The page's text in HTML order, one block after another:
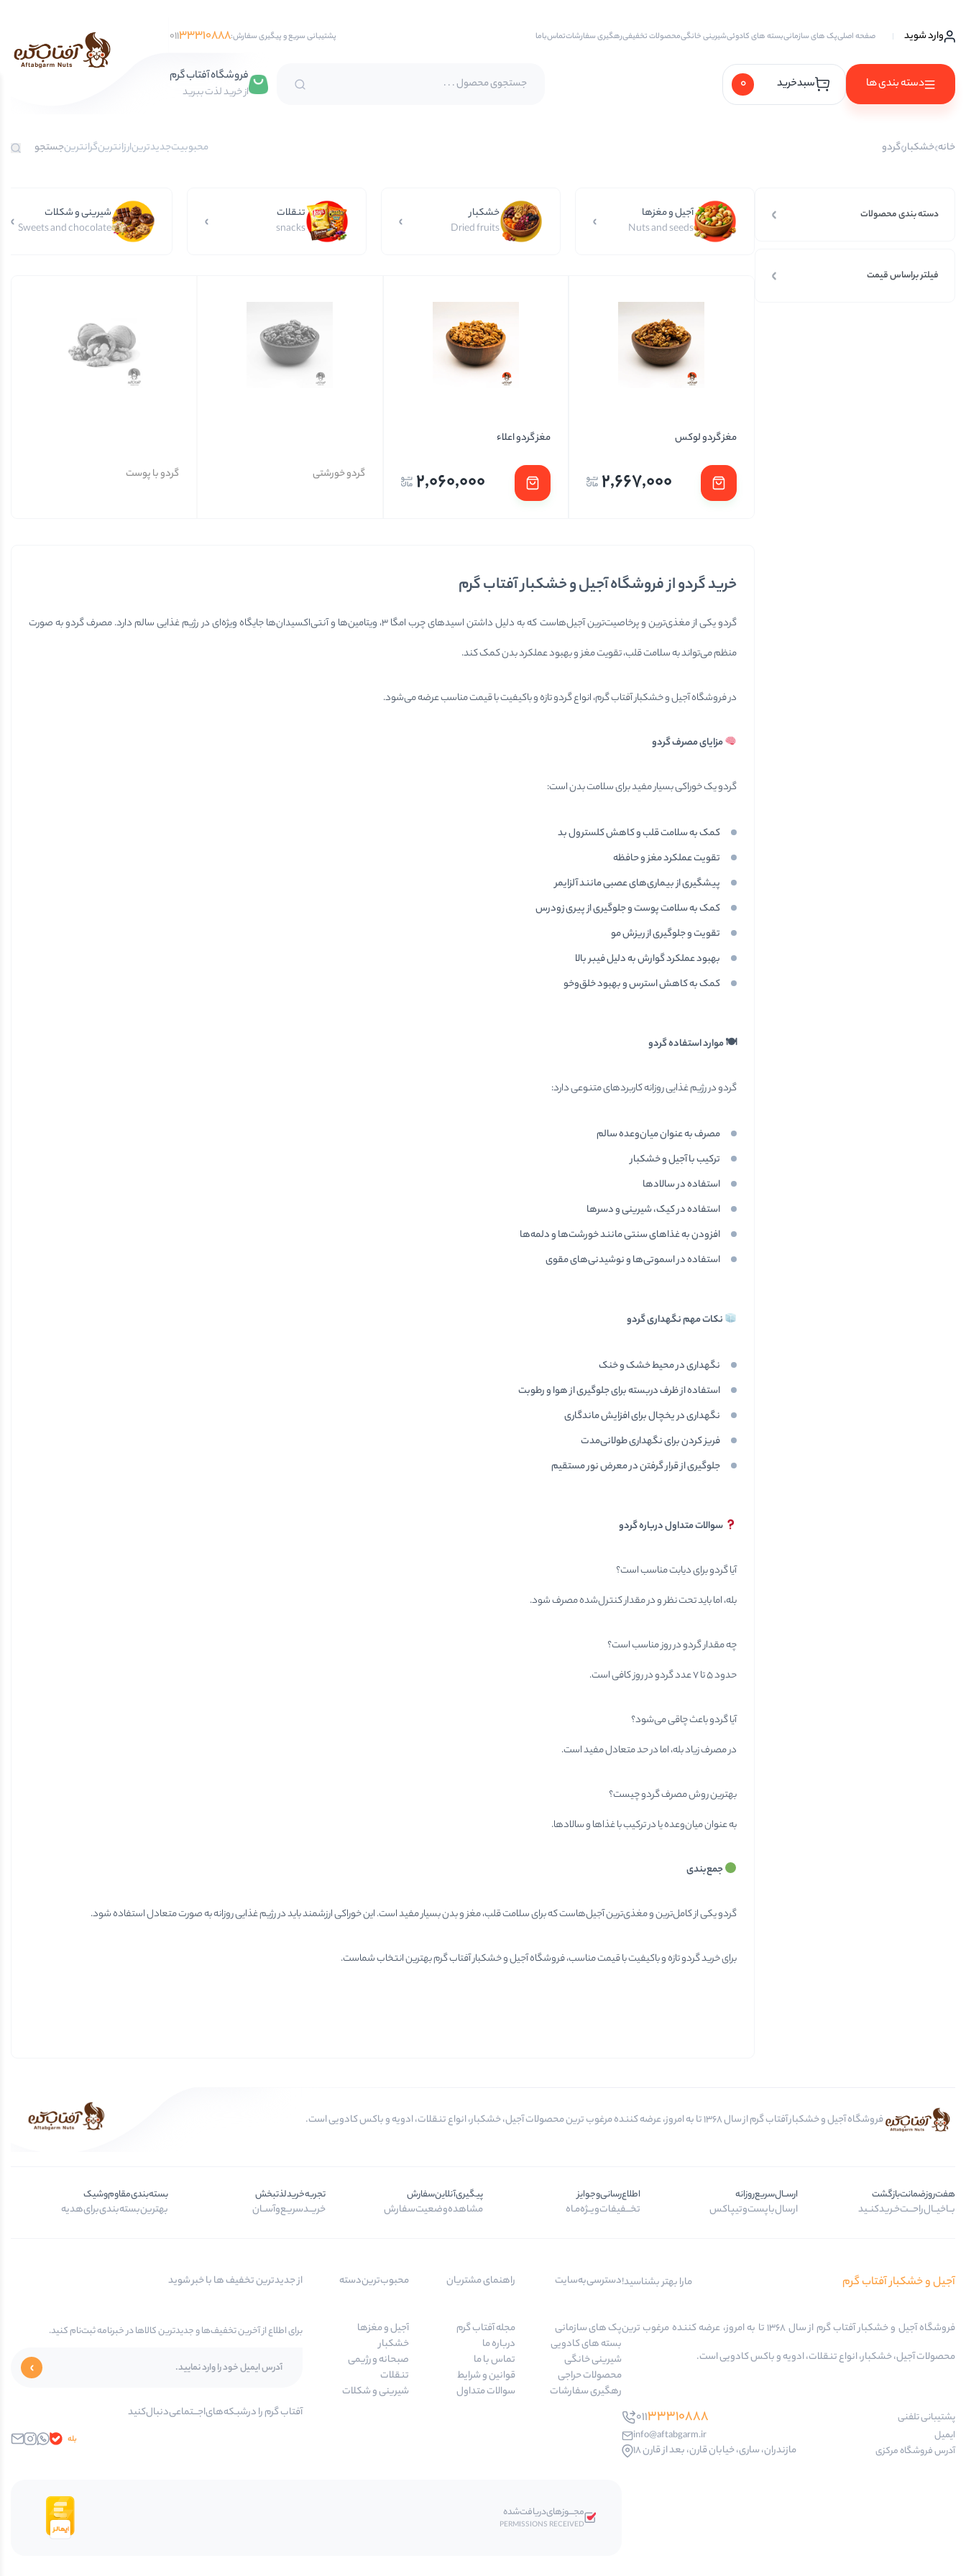
وارد شوید صفحه اصلیپک های سازمانیبسته های کادوئیشیرینی خانگیمحصولات تخفیفیرهگیری سفارشاتتماس‌با‌ما پشتیبانی سریع و پیگیری سفارش: 01133310888
دسته بندی ها
آجیل سه مغز
بادام هندی
بادام درختی
تخمه هندوانه
سبدخرید 0 فروشگاه آفتاب گرم
از خرید لذت ببرید
خانه خشکبار گردو محبوبیتجدیدترینارزانترینگرانترین
دسته بندی محصولات
فیلتر براساس قیمت
آجیل و مغزها
Nuts and seeds
خشکبار
Dried fruits
تنقلات
snacks
شیرینی و شکلات
Sweets and chocolate
مغز گردو لوکس
2,667,000
مغز گردو اعلاء
2,060,000 گردو خورشتی گردو با پوست
خرید گردو از فروشگاه آجیل و خشکبار آفتاب گرم
گردو یکی از مغذی‌ترین و پرخاصیت‌ترین آجیل‌هاست که به دلیل داشتن اسیدهای چرب امگا 3، ویتامین‌ها و آنتی‌اکسیدان‌ها جایگاه ویژه‌ای در رژیم غذایی سالم دارد. مصرف گردو به صورت
منظم می‌تواند به سلامت قلب، تقویت مغز و بهبود عملکرد بدن کمک کند.
در فروشگاه آجیل و خشکبار آفتاب گرم، انواع گردو تازه و باکیفیت با قیمت مناسب عرضه می‌شود.
مزایای مصرف گردو
گردو یک خوراکی بسیار مفید برای سلامت بدن است:
کمک به سلامت قلب و کاهش کلسترول بد
تقویت عملکرد مغز و حافظه
پیشگیری از بیماری‌های عصبی مانند آلزایمر
کمک به سلامت پوست و جلوگیری از پیری زودرس
تقویت و جلوگیری از ریزش مو
بهبود عملکرد گوارش به دلیل فیبر بالا
کمک به کاهش استرس و بهبود خلق‌وخو
🍽موارد استفاده گردو
گردو در رژیم غذایی روزانه کاربردهای متنوعی دارد:
مصرف به عنوان میان‌وعده سالم
ترکیب با آجیل و خشکبار
استفاده در سالادها
استفاده در کیک، شیرینی و دسرها
افزودن به غذاهای سنتی مانند خورشت‌ها و دلمه‌ها
استفاده در اسموتی‌ها و نوشیدنی‌های مقوی
نکات مهم نگهداری گردو
نگهداری در محیط خشک و خنک
استفاده از ظرف دربسته برای جلوگیری از هوا و رطوبت
نگهداری در یخچال برای افزایش ماندگاری
فریز کردن برای نگهداری طولانی‌مدت
جلوگیری از قرار گرفتن در معرض نور مستقیم
سوالات متداول درباره گردو
آیا گردو برای دیابت مناسب است؟
بله، اما باید تحت نظر و در مقدار کنترل‌شده مصرف شود.
چه مقدار گردو در روز مناسب است؟
حدود ۵ تا ۷ عدد گردو در روز کافی است.
آیا گردو باعث چاقی می‌شود؟
در مصرف زیاد بله، اما در حد متعادل مفید است.
بهترین روش مصرف گردو چیست؟
به عنوان میان‌وعده یا در ترکیب با غذاها و سالادها.
جمع‌بندی
گردو یکی از کامل‌ترین و مغذی‌ترین آجیل‌هاست که برای سلامت قلب، مغز و بدن بسیار مفید است. این خوراکی ارزشمند باید در رژیم غذایی روزانه به صورت متعادل استفاده شود.
برای خرید گردو تازه و باکیفیت با قیمت مناسب، فروشگاه آجیل و خشکبار آفتاب گرم بهترین انتخاب شماست.
فروشگاه آجیل و خشکبار آفتاب گرم از سال 1368 تا به امروز، عرضه کننده مرغوب ترین محصولات آجیل، خشکبار، انواع تنقلات، ادویه و باکس کادویی است.
هفت‌روز‌ضمانت‌بازگشت
بــا‌خیــال‌راحـــت‌خـرید‌کنــید
ارســال‌سریع‌روزانه
ارسال‌با‌پست‌و‌تیپاکس
اطلاع‌رسانی‌و‌جوایز
تخـــفیفات‌ویــژه‌مـاه
پیگیری‌آنلاین‌سفارش
مشاهده‌وضعیت‌سفارش
تجربه‌خرید‌لذتبخش
خریــد‌سریـع‌و‌آســان
بسته‌بندی‌مقاوم‌وشیک
بهترین‌بسته‌بندی‌برای‌هدیه
آجیل و خشکبار آفتاب گرم مارا بهتر بشناسید!
فروشگاه آجیل و خشکبار آفتاب گرم از سال 1368 تا به امروز، عرضه کننده مرغوب ترین
محصولات آجیل، خشکبار، انواع تنقلات، ادویه و باکس کادویی است.
پشتیبانی تلفنی 01133310888
ایمیل
info@aftabgarm.ir
آدرس‌ فروشگاه مرکزی
مازندران، ساری، خیابان قارن، بعد از قارن 18
دسترسی‌به‌سایت
پک های سازمانی
بسته های کادویی
شیرینی خانگی
محصولات حراجی
رهگیری سفارشات
راهنمای مشتریان
مجله آفتاب گرم
درباره ما
تماس با ما
قوانین و شرایط
سوالات متداول
محبوب‌ترین‌دسته‌
آجیل و مغزها
خشکبار
صبحانه و رژیمی
تنقلات
شیرینی و شکلات
از جدیدترین تخفیف ها با خبر شوید
برای اطلاع از آخرین تخفیف‌ها و جدیدترین کالاها در خبرنامه ثبت‌نام کنید.
آفتاب گرم را در‌‌شبـکه‌های‌اجـــتماعی‌دنبال‌کنید
بلهواتساپ
اینستاگرامایمیل
مجـــوز‌های‌دریافت‌شده
PERMISSIONS RECEIVED